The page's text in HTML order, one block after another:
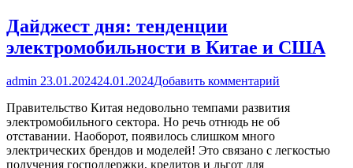
Дайджест дня: тенденции
электромобильности в Китае и США
admin 23.01.202424.01.2024Добавить комментарий
Правительство Китая недовольно темпами развития
электромобильного сектора. Но речь отнюдь не об
отставании. Наоборот, появилось слишком много
электрических брендов и моделей! Это связано с легкостью
получения господдержки, кредитов и льгот для